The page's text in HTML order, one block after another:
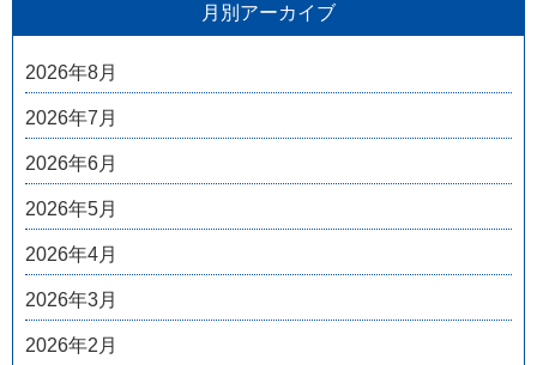
月別アーカイブ
2026年8月
2026年7月
2026年6月
2026年5月
2026年4月
2026年3月
2026年2月